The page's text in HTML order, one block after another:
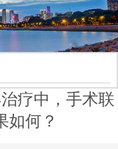
疗中，手术联
如何？